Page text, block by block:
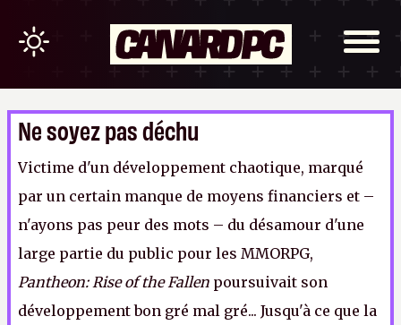
Ne soyez pas déchu
Victime d'un développement chaotique, marqué
par un certain manque de moyens financiers et –
n'ayons pas peur des mots – du désamour d'une
large partie du public pour les MMORPG,
Pantheon: Rise of the Fallen poursuivait son
développement bon gré mal gré... Jusqu'à ce que la